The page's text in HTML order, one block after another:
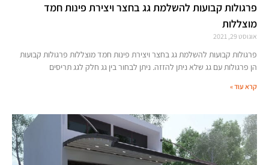
פרגולות קבועות להשלמת גג בחצר ויצירת פינות חמד
מוצללות
אוגוסט 29, 2021
פרגולות קבועות להשלמת גג בחצר ויצירת פינות חמד מוצללות פרגולות קבועות
הן פרגולות עם גג שלא ניתן להזזה. ניתן לבחור בין גג חלק לגג תריסים
קרא עוד »